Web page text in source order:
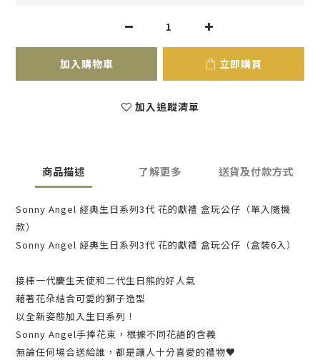
加入購物車 立即購買
加入追蹤清單
商品描述 了解更多 送貨及付款方式
Sonny Angel 經典生日系列3代 花的獻禮 盒玩公仔（單入隨機
款）
Sonny Angel 經典生日系列3代 花的獻禮 盒玩公仔（盒裝6入）
接棒一代慶生天使和二代生日熊的好人氣
藉著花朵結合可愛的獅子造型
以全新姿態加入生日系列！
Sonny Angel手捧花束，根據不同花語的含義
無論任何場合送給誰，都是讓人十分喜愛的禮物♥